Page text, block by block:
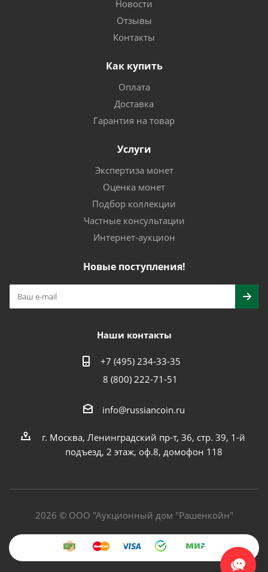
Новости
Отзывы
Контакты
Как купить
Оплата
Доставка
Гарантия на товар
Услуги
Экспертиза монет
Оценка монет
Подбор коллекции
Частные консультации
Интернет-аукцион
Новые поступления!
Наши контакты
+7 (495) 234-33-35
8 (800) 222-71-51
info@russiancoin.ru
г. Москва, Ленинградский пр-т, 36, стр. 39, 1-й
подъезд, 2 этаж, оф.8, домофон 118
2026 © ООО "Аукционный дом "Рашенкойн"